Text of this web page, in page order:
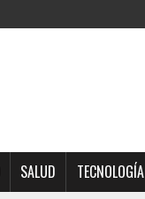
SALUD TECNOLOGÍA